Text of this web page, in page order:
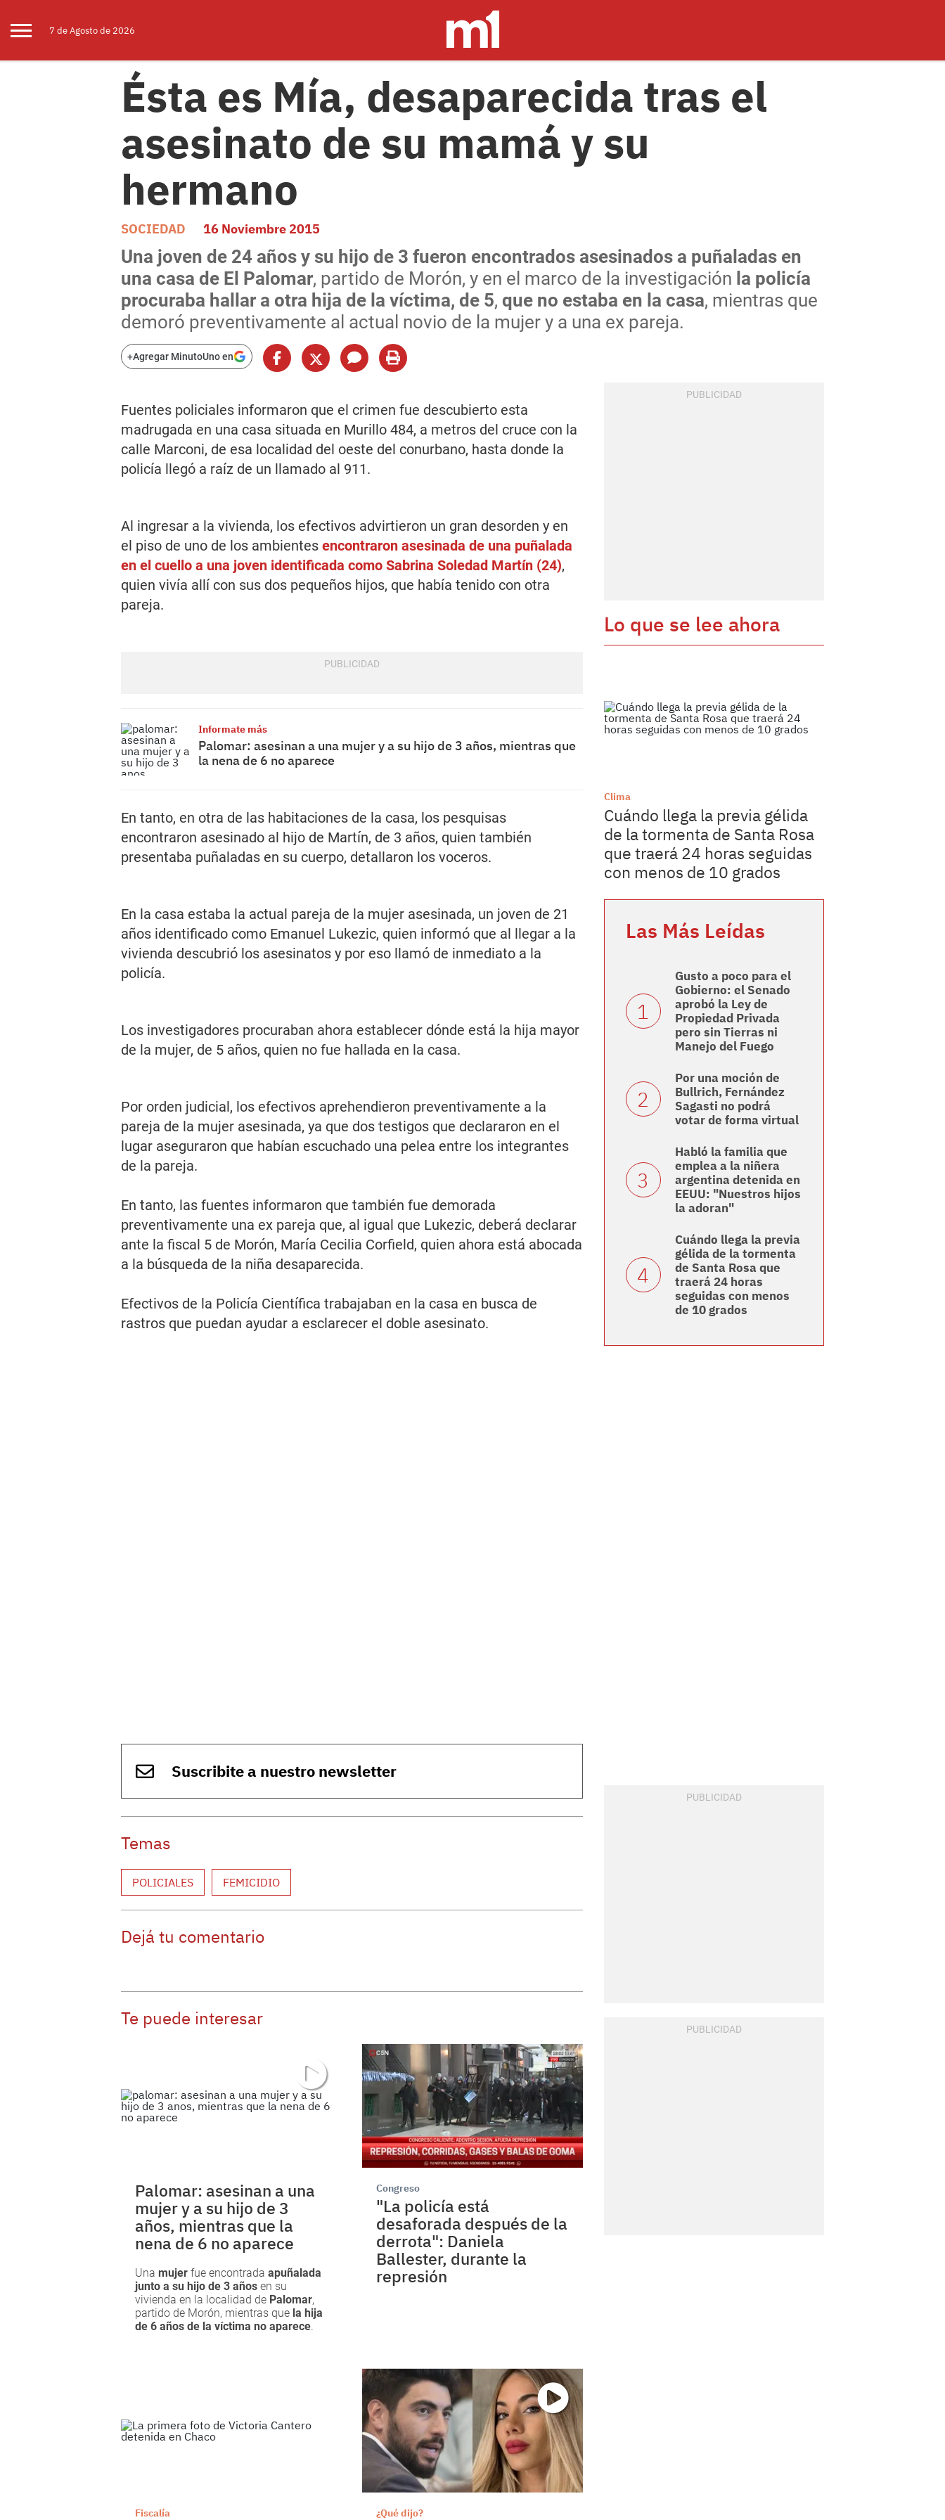
7 deAgostode 2026
Ésta es Mía, desaparecida tras el
asesinato de su mamá y su
hermano
SOCIEDAD 16 Noviembre 2015
Una joven de 24 años y su hijo de 3 fueron encontrados asesinados a puñaladas en
una casa de El Palomar, partido de Morón, y en el marco de la investigación la policía
procuraba hallar a otra hija de la víctima, de 5, que no estaba en la casa, mientras que
demoró preventivamente al actual novio de la mujer y a una ex pareja.
+Agregar MinutoUno en
Fuentes policiales informaron que el crimen fue descubierto esta
madrugada en una casa situada en Murillo 484, a metros del cruce con la
calle Marconi, de esa localidad del oeste del conurbano, hasta donde la
policía llegó a raíz de un llamado al 911.
Al ingresar a la vivienda, los efectivos advirtieron un gran desorden y en
el piso de uno de los ambientes encontraron asesinada de una puñalada
en el cuello a una joven identificada como Sabrina Soledad Martín (24),
quien vivía allí con sus dos pequeños hijos, que había tenido con otra
pareja.
Informate más
Palomar: asesinan a una mujer y a su hijo de 3 años, mientras que
la nena de 6 no aparece
En tanto, en otra de las habitaciones de la casa, los pesquisas
encontraron asesinado al hijo de Martín, de 3 años, quien también
presentaba puñaladas en su cuerpo, detallaron los voceros.
En la casa estaba la actual pareja de la mujer asesinada, un joven de 21
años identificado como Emanuel Lukezic, quien informó que al llegar a la
vivienda descubrió los asesinatos y por eso llamó de inmediato a la
policía.
Los investigadores procuraban ahora establecer dónde está la hija mayor
de la mujer, de 5 años, quien no fue hallada en la casa.
Por orden judicial, los efectivos aprehendieron preventivamente a la
pareja de la mujer asesinada, ya que dos testigos que declararon en el
lugar aseguraron que habían escuchado una pelea entre los integrantes
de la pareja.
En tanto, las fuentes informaron que también fue demorada
preventivamente una ex pareja que, al igual que Lukezic, deberá declarar
ante la fiscal 5 de Morón, María Cecilia Corfield, quien ahora está abocada
a la búsqueda de la niña desaparecida.
Efectivos de la Policía Científica trabajaban en la casa en busca de
rastros que puedan ayudar a esclarecer el doble asesinato.
Suscribite a nuestro newsletter
Temas
POLICIALES FEMICIDIO
Dejá tu comentario
Te puede interesar
Palomar: asesinan a una
mujer y a su hijo de 3
años, mientras que la
nena de 6 no aparece
Una mujer fue encontrada apuñalada
junto a su hijo de 3 años en su
vivienda en la localidad de Palomar,
partido de Morón, mientras que la hija
de 6 años de la víctima no aparece.
Congreso
"La policía está
desaforada después de la
derrota": Daniela
Ballester, durante la
represión
Fiscalía ¿Qué dijo?
Lo que se lee ahora
Clima
Cuándo llega la previa gélida
de la tormenta de Santa Rosa
que traerá 24 horas seguidas
con menos de 10 grados
Las Más Leídas
Gusto a poco para el
Gobierno: el Senado
aprobó la Ley de
Propiedad Privada
pero sin Tierras ni
Manejo del Fuego
Por una moción de
Bullrich, Fernández
Sagasti no podrá
votar de forma virtual
Habló la familia que
emplea a la niñera
argentina detenida en
EEUU: "Nuestros hijos
la adoran"
Cuándo llega la previa
gélida de la tormenta
de Santa Rosa que
traerá 24 horas
seguidas con menos
de 10 grados